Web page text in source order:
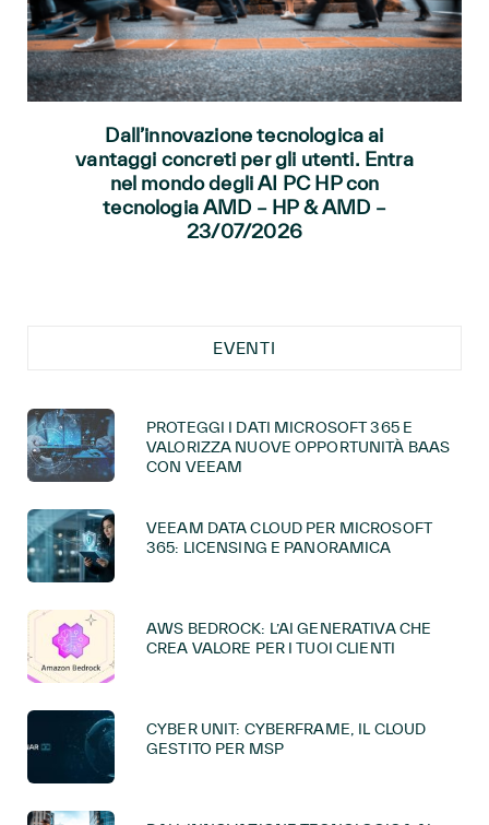
Dall’innovazione tecnologica ai
vantaggi concreti per gli utenti. Entra
nel mondo degli AI PC HP con
tecnologia AMD – HP & AMD –
23/07/2026
EVENTI
PROTEGGI I DATI MICROSOFT 365 E
VALORIZZA NUOVE OPPORTUNITÀ BAAS
CON VEEAM
VEEAM DATA CLOUD PER MICROSOFT
365: LICENSING E PANORAMICA
AWS BEDROCK: L’AI GENERATIVA CHE
CREA VALORE PER I TUOI CLIENTI
CYBER UNIT: CYBERFRAME, IL CLOUD
GESTITO PER MSP